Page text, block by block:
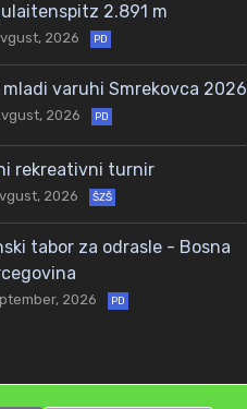
2.891 m
2026 PD
mladi varuhi Smrekovca 2026
2026 PD
rekreativni turnir
2026 ŠZŠ
tabor za odrasle - Bosna
2026 PD